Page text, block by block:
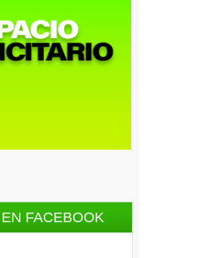
FACEBOOK